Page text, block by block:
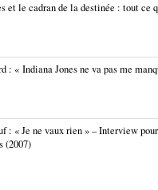
et le cadran de la destinée : tout ce
: « Indiana Jones ne va pas me
: « Je ne vaux rien » – Interview pour
(2007)